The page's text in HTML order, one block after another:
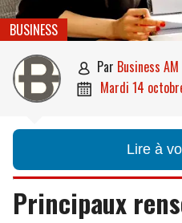
BUSINESS
 par Business AM
 mardi 14
Lire à
Principaux